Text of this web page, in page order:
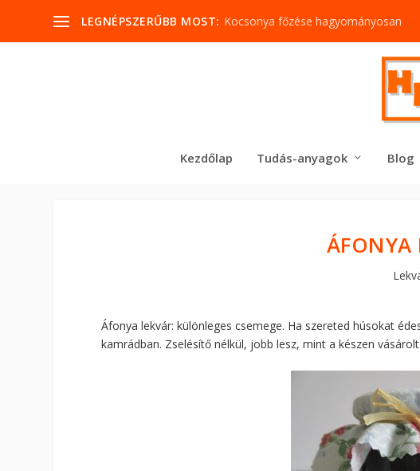
LEGNÉPSZERŰBB MOST: Kocsonya főzése hagyományosan
Kezdőlap Tudás-anyagok Blog
ÁFONYA
Áfonya lekvár: különleges csemege. Ha szereted húsokat
kamrádban. Zselésítő nélkül, jobb lesz, mint a készen vásárolt.